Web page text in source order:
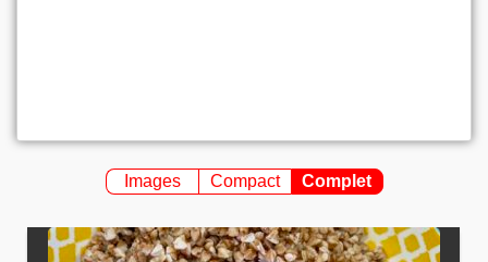
Images Compact Complet